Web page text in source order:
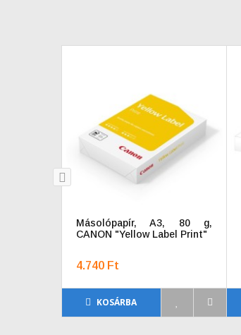
Másolópapír, A3, 80 g,
CANON "Yellow Label Print"
4.740 Ft
KOSÁRBA